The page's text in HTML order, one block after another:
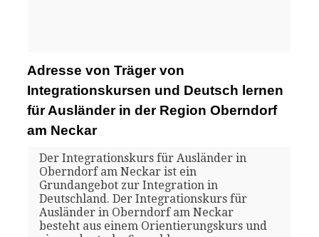
Adresse von Träger von
Integrationskursen und Deutsch lernen
für Ausländer in der Region Oberndorf
am Neckar
Der Integrationskurs für Ausländer in
Oberndorf am Neckar ist ein
Grundangebot zur Integration in
Deutschland. Der Integrationskurs für
Ausländer in Oberndorf am Neckar
besteht aus einem Orientierungskurs und